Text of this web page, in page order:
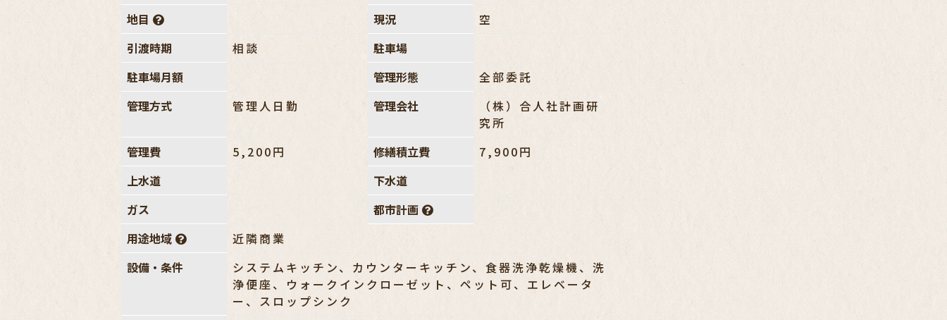
地目
現況
空
引渡時期
相談
駐車場
駐車場月額
管理形態
全部委託
管理方式
管理人日勤 管理会社
（株）合人社計画研
究所
管理費
5,200円 修繕積立費
7,900円
上水道
下水道
ガス
都市計画
用途地域
近隣商業
設備・条件
システムキッチン、カウンターキッチン、食器洗浄乾燥機、洗
浄便座、ウォークインクローゼット、ペット可、エレベータ
ー、スロップシンク